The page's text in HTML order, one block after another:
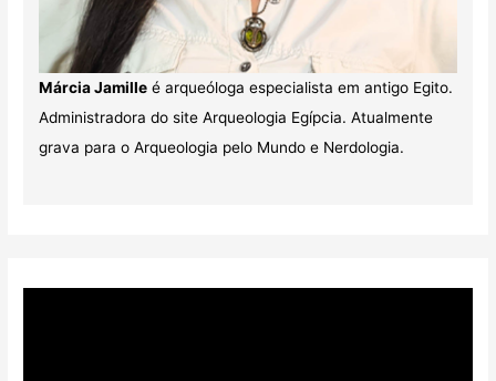
Márcia Jamilleé arqueóloga especialista em antigo Egito.
Administradora do site Arqueologia Egípcia. Atualmente
grava para o Arqueologia pelo Mundo e Nerdologia.